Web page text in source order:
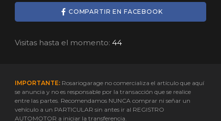
COMPARTIR EN FACEBOOK
Visitas hasta el momento: 44
IMPORTANTE: Rosariogarage no comercializa el artículo que aquí
se anuncia y no es responsable por la transacción que se realice
entre las partes. Recomendamos NUNCA comprar ni señar un
vehículo a un PARTICULAR sin antes ir al REGISTRO
AUTOMOTOR a iniciar la transferencia.